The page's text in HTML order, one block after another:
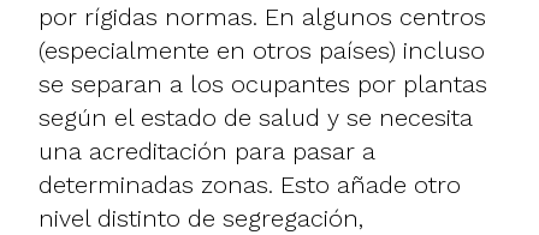
por rígidas normas. En algunos centros
(especialmente en otros países) incluso
se separan a los ocupantes por plantas
según el estado de salud y se necesita
una acreditación para pasar a
determinadas zonas. Esto añade otro
nivel distinto de segregación,